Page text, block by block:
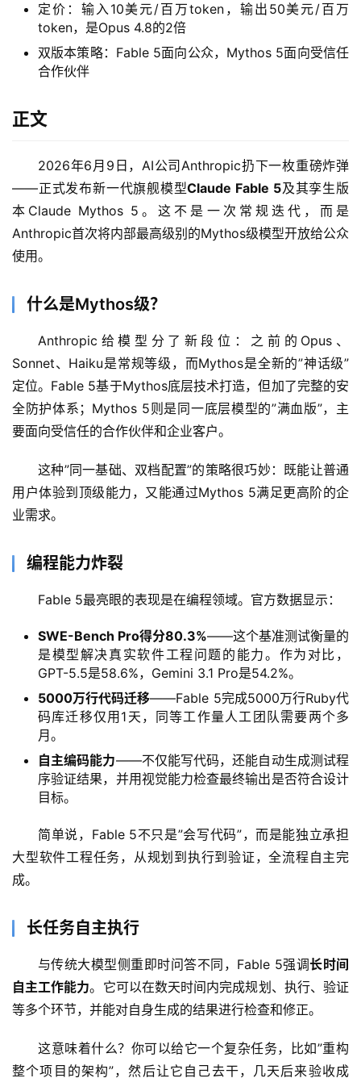
项
定价：输入10美元/百万token，输出50美元/百万
token，是Opus 4.8的2倍
双版本策略：Fable 5面向公众，Mythos 5面向受信任
合作伙伴
正文
2026年6月9日，AI公司Anthropic扔下一枚重磅炸弹
——正式发布新一代旗舰模型Claude Fable 5及其孪生版
本Claude Mythos 5。这不是一次常规迭代，而是
Anthropic首次将内部最高级别的Mythos级模型开放给公众
使用。
什么是Mythos级？
Anthropic给模型分了新段位：之前的Opus、
Sonnet、Haiku是常规等级，而Mythos是全新的”神话级”
定位。Fable 5基于Mythos底层技术打造，但加了完整的安
全防护体系；Mythos 5则是同一底层模型的”满血版”，主
要面向受信任的合作伙伴和企业客户。
这种”同一基础、双档配置”的策略很巧妙：既能让普通
用户体验到顶级能力，又能通过Mythos 5满足更高阶的企
业需求。
编程能力炸裂
Fable 5最亮眼的表现是在编程领域。官方数据显示：
SWE-Bench Pro得分80.3%——这个基准测试衡量的
是模型解决真实软件工程问题的能力。作为对比，
GPT-5.5是58.6%，Gemini 3.1 Pro是54.2%。
5000万行代码迁移——Fable 5完成5000万行Ruby代
码库迁移仅用1天，同等工作量人工团队需要两个多
月。
自主编码能力——不仅能写代码，还能自动生成测试程
序验证结果，并用视觉能力检查最终输出是否符合设计
目标。
简单说，Fable 5不只是”会写代码”，而是能独立承担
大型软件工程任务，从规划到执行到验证，全流程自主完
成。
长任务自主执行
与传统大模型侧重即时问答不同，Fable 5强调长时间
自主工作能力。它可以在数天时间内完成规划、执行、验证
等多个环节，并能对自身生成的结果进行检查和修正。
这意味着什么？你可以给它一个复杂任务，比如”重构
整个项目的架构”，然后让它自己去干，几天后来验收成